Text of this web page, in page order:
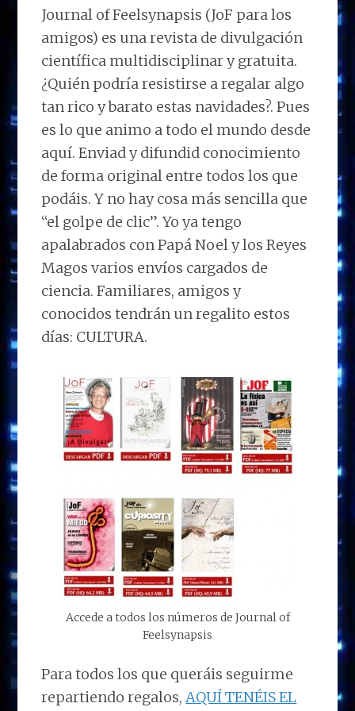
Journal of Feelsynapsis (JoF para los
amigos) es una revista de divulgación
científica multidisciplinar y gratuita.
¿Quién podría resistirse a regalar algo
tan rico y barato estas navidades?. Pues
es lo que animo a todo el mundo desde
aquí. Enviad y difundid conocimiento
de forma original entre todos los que
podáis. Y no hay cosa más sencilla que
“el golpe de clic”. Yo ya tengo
apalabrados con Papá Noel y los Reyes
Magos varios envíos cargados de
ciencia. Familiares, amigos y
conocidos tendrán un regalito estos
días: CULTURA.
Accede a todos los números de Journal of
Feelsynapsis
Para todos los que queráis seguirme
repartiendo regalos,AQUÍ TENÉIS EL